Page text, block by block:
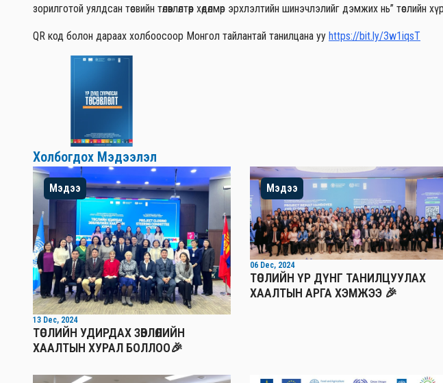
зорилготой уялдсан төсвийн төлөвлөлтөөр хөдөлмөр эрхлэлтийн шинэчлэлийг дэмжих нь” төслийн
QR код болон дараах холбоосоор Монгол тайлантай танилцана уу https://bit.ly/3w1iqsT
Холбогдох Мэдээлэл
Мэдээ
13 Dec, 2024
ТӨСЛИЙН УДИРДАХ ЗӨВЛӨЛИЙН
ХААЛТЫН ХУРАЛ БОЛЛОО🎉
Мэдээ
06 Dec, 2024
ТӨСЛИЙН ҮР ДҮНГ ТАНИЛЦУУЛАХ
ХААЛТЫН АРГА ХЭМЖЭЭ 🎉